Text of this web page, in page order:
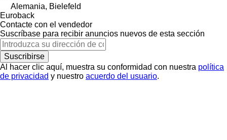
Alemania, Bielefeld
Euroback
Contacte con el vendedor
Suscríbase para recibir anuncios nuevos de esta sección
Suscribirse
Al hacer clic aquí, muestra su conformidad con nuestra política
de privacidad y nuestro acuerdo del usuario.